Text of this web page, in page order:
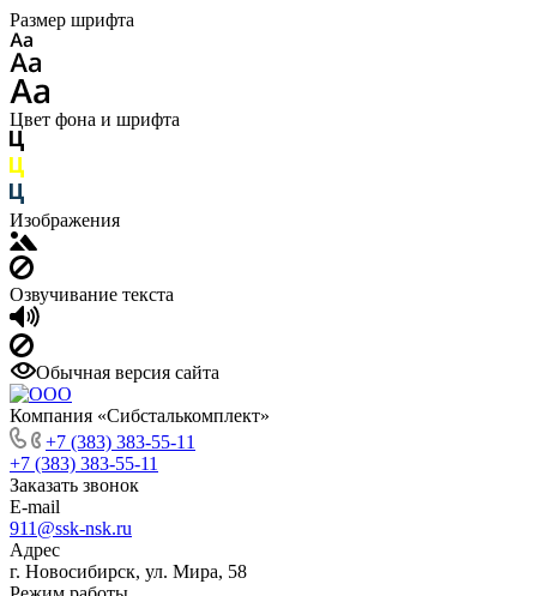
Размер шрифта
Цвет фона и шрифта
Изображения
Озвучивание текста
Обычная версия сайта
Компания «Сибсталькомплект»
+7 (383) 383-55-11
+7 (383) 383-55-11
Заказать звонок
E-mail
911@ssk-nsk.ru
Адрес
г. Новосибирск, ул. Мира, 58